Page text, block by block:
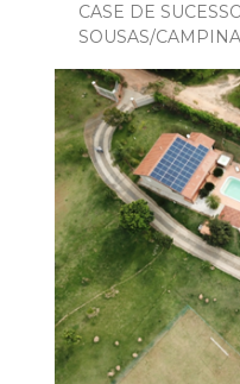
CASE DE
SOUSAS/